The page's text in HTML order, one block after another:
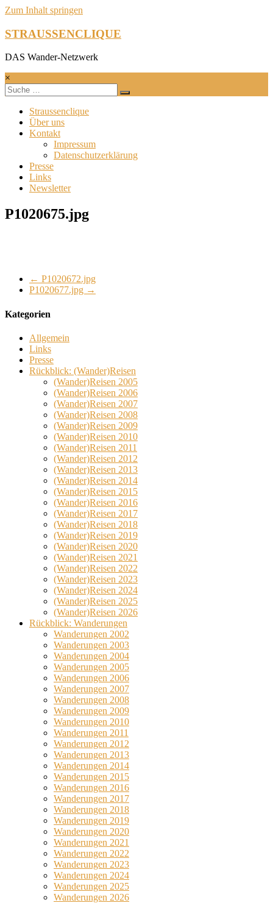
Zum Inhalt springen
STRAUSSENCLIQUE
DAS Wander-Netzwerk
×
Straussenclique
Über uns
Kontakt
Impressum
Datenschutzerklärung
Presse
Links
Newsletter
P1020675.jpg
← P1020672.jpg
P1020677.jpg →
Kategorien
Allgemein
Links
Presse
Rückblick: (Wander)Reisen
(Wander)Reisen 2005
(Wander)Reisen 2006
(Wander)Reisen 2007
(Wander)Reisen 2008
(Wander)Reisen 2009
(Wander)Reisen 2010
(Wander)Reisen 2011
(Wander)Reisen 2012
(Wander)Reisen 2013
(Wander)Reisen 2014
(Wander)Reisen 2015
(Wander)Reisen 2016
(Wander)Reisen 2017
(Wander)Reisen 2018
(Wander)Reisen 2019
(Wander)Reisen 2020
(Wander)Reisen 2021
(Wander)Reisen 2022
(Wander)Reisen 2023
(Wander)Reisen 2024
(Wander)Reisen 2025
(Wander)Reisen 2026
Rückblick: Wanderungen
Wanderungen 2002
Wanderungen 2003
Wanderungen 2004
Wanderungen 2005
Wanderungen 2006
Wanderungen 2007
Wanderungen 2008
Wanderungen 2009
Wanderungen 2010
Wanderungen 2011
Wanderungen 2012
Wanderungen 2013
Wanderungen 2014
Wanderungen 2015
Wanderungen 2016
Wanderungen 2017
Wanderungen 2018
Wanderungen 2019
Wanderungen 2020
Wanderungen 2021
Wanderungen 2022
Wanderungen 2023
Wanderungen 2024
Wanderungen 2025
Wanderungen 2026